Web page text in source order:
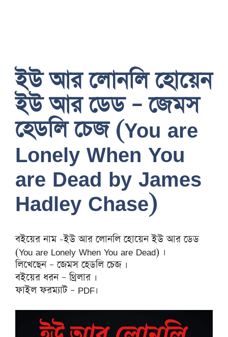
ইউ আর লোনলি হোয়েন
ইউ আর ডেড – জেমস
হেডলি চেজ (You are
Lonely When You
are Dead by James
Hadley Chase)
বইয়ের নাম -ইউ আর লোনলি হোয়েন ইউ আর ডেড
(You are Lonely When You are Dead) ।
লিখেছেন – জেমস হেডলি চেজ ।
বইয়ের ধরন – থ্রিলার ।
ফাইল ফরম্যাট – PDF।